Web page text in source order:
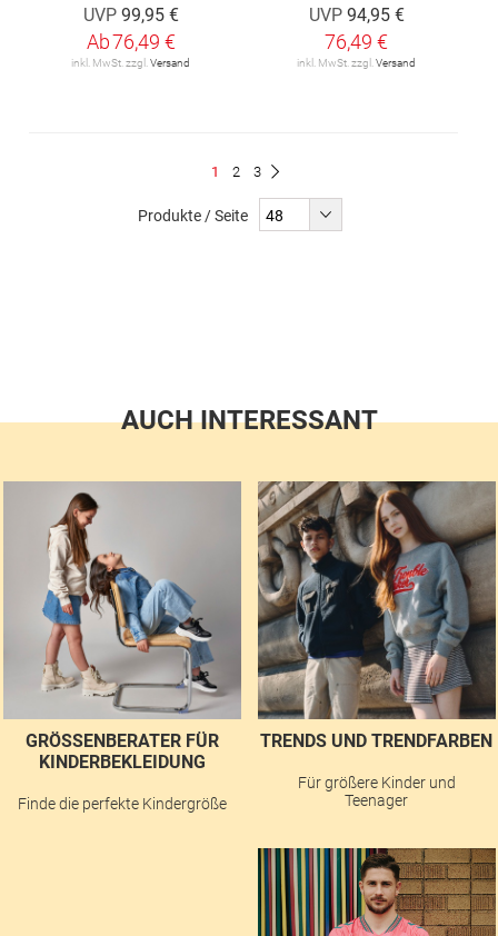
UVP 99,95 €
Ab76,49 €
inkl. MwSt. zzgl. Versand
UVP 94,95 €
76,49 €
inkl. MwSt. zzgl. Versand
Du
1 Seite
2 Seite
3
Produkte / Seite
AUCH INTERESSANT
GRÖSSENBERATER FÜR K
INDERBEKLEIDUNG
Finde die perfekte Kindergröße
TRENDS UND TRENDFARBEN
Für größere Kinder und
Teenager